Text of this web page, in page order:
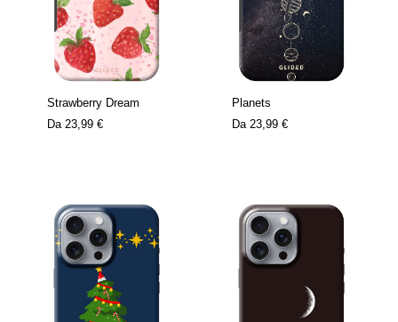
Strawberry Dream
Da 23,99 €
Planets
Da 23,99 €